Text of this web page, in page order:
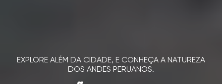
EXPLORE ALÉM DA CIDADE, E CONHEÇA A NATUREZA
DOS ANDES PERUANOS.